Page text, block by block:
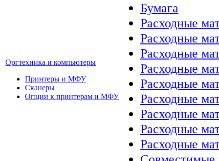
Оргтехника и компьютеры
Принтеры и МФУ
Сканеры
Опции к принтерам и МФУ
Бумага
Расходные
Расходные
Расходные
Расходные
Расходные
Расходные
Расходные
Расходные
Расходные